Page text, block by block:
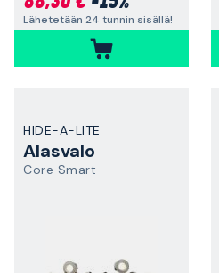
Lähetetään 24 tunnin sisällä!
HIDE-A-LITE
Alasvalo
Core Smart